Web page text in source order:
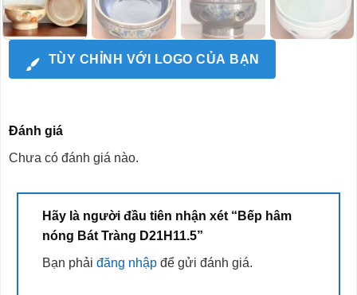
TÙY CHỈNH VỚI LOGO CỦA BẠN
Đánh giá
Chưa có đánh giá nào.
Hãy là người đầu tiên nhận xét “Bếp hâm
nóng Bát Tràng D21H11.5”
Bạn phải đăng nhậpđể gửi đánh giá.